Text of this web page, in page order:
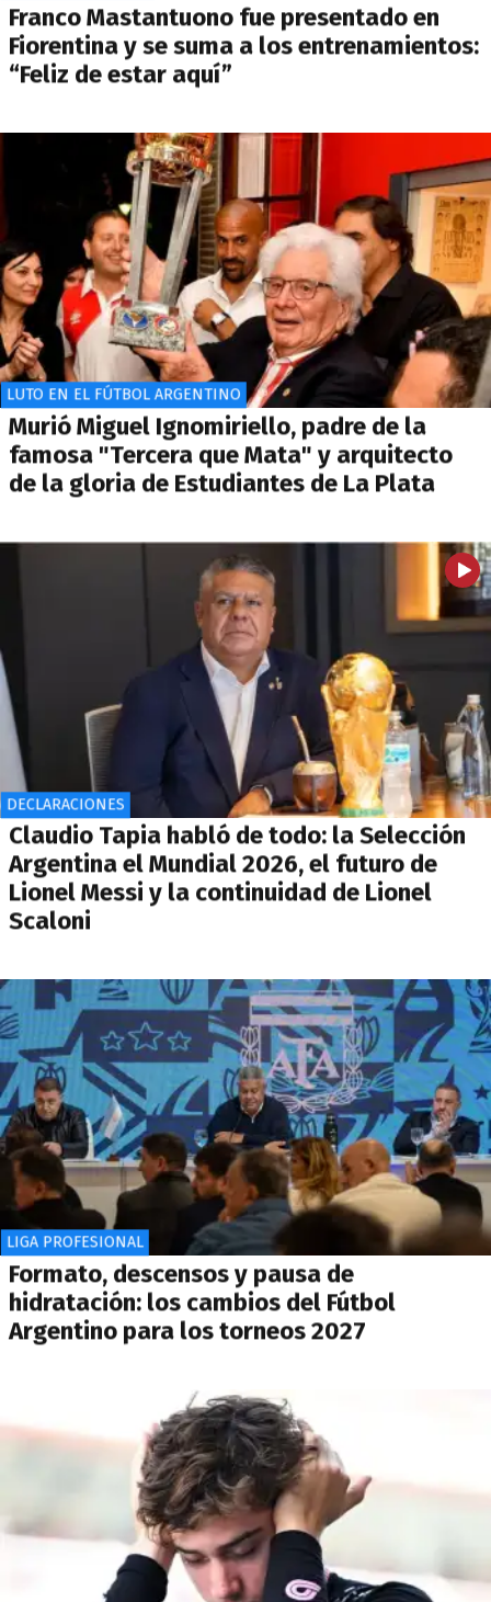
Franco Mastantuono fue presentado en
Fiorentina y se suma a los entrenamientos:
“Feliz de estar aquí”
LUTO EN EL FÚTBOL ARGENTINO
Murió Miguel Ignomiriello, padre de la
famosa "Tercera que Mata" y arquitecto
de la gloria de Estudiantes de La Plata
DECLARACIONES
Claudio Tapia habló de todo: la Selección
Argentina el Mundial 2026, el futuro de
Lionel Messi y la continuidad de Lionel
Scaloni
LIGA PROFESIONAL
Formato, descensos y pausa de
hidratación: los cambios del Fútbol
Argentino para los torneos 2027